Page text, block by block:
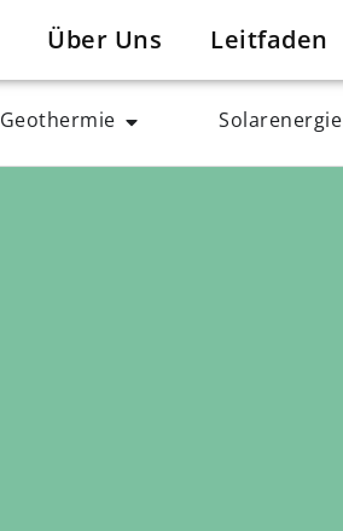
Über Uns Leitfaden
Geothermie Solarenergie